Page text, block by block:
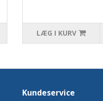
LÆG I KURV
Kundeservice